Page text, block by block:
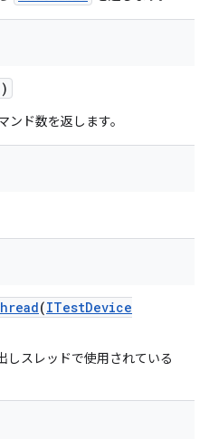
ド数を返します。
(ITestDevice
しスレッドで使用されている